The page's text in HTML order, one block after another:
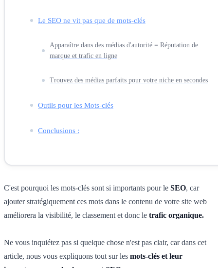
Le SEO ne vit pas que de mots-clés
Apparaître dans des médias d'autorité = Réputation de
marque et trafic en ligne
Trouvez des médias parfaits pour votre niche en secondes
Outils pour les Mots-clés
Conclusions :
C'est pourquoi les mots-clés sont si importants pour le SEO, car
ajouter stratégiquement ces mots dans le contenu de votre site web
améliorera la visibilité, le classement et donc le trafic organique.
Ne vous inquiétez pas si quelque chose n'est pas clair, car dans cet
article, nous vous expliquons tout sur les mots-clés et leur